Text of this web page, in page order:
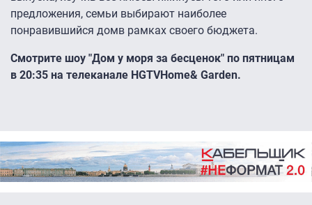
предложения, семьи выбирают наиболее
понравившийся домв рамках своего бюджета.
Смотрите шоу "Дом у моря за бесценок" по пятницам
в 20:35 на телеканале HGTVHome& Garden.